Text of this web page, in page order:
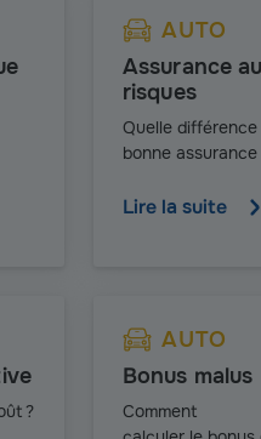
AUTO
Assurance
risques
Quelle
bonne
Lire la suite
?
AUTO
Bonus malus
Comment